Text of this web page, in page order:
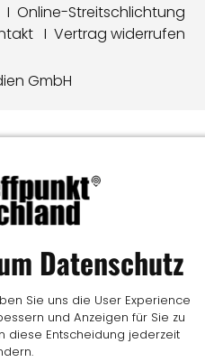
I Online-Streitschlichtung
I Vertrag widerrufen
GmbH
Datenschutz
Sie uns die User Experience
und Anzeigen für Sie zu
diese Entscheidung jederzeit